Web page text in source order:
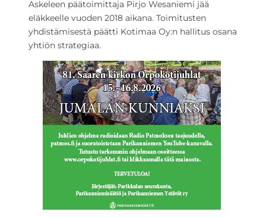
Askeleen päätoimittaja Pirjo Wesaniemi jää
eläkkeelle vuoden 2018 aikana. Toimitusten
yhdistämisestä päätti Kotimaa Oy:n hallitus osana
yhtiön strategiaa.